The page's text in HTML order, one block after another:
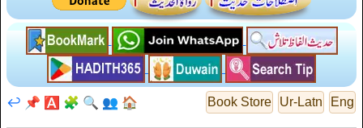
Eng
Ur-Latn
Book Store
🏠
👥
🔍
🧩
🅰️
📌
↩️